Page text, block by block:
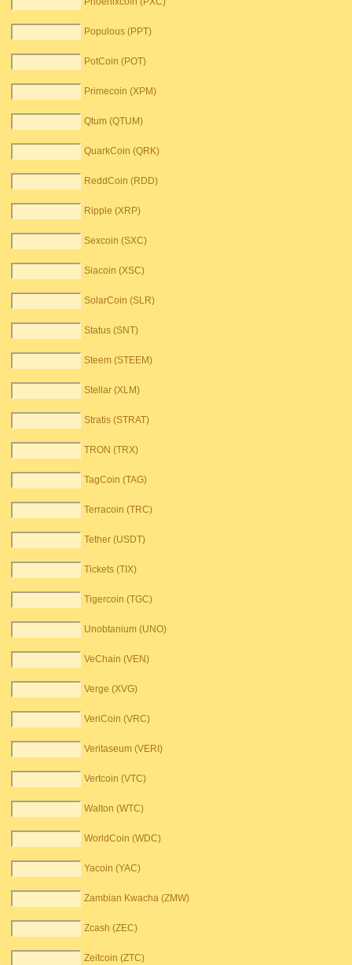
Populous (PPT)
PotCoin (POT)
Primecoin (XPM)
Qtum (QTUM)
QuarkCoin (QRK)
ReddCoin (RDD)
Ripple (XRP)
Sexcoin (SXC)
Siacoin (XSC)
SolarCoin (SLR)
Status (SNT)
Steem (STEEM)
Stellar (XLM)
Stratis (STRAT)
TRON (TRX)
TagCoin (TAG)
Terracoin (TRC)
Tether (USDT)
Tickets (TIX)
Tigercoin (TGC)
Unobtanium (UNO)
VeChain (VEN)
Verge (XVG)
VeriCoin (VRC)
Veritaseum (VERI)
Vertcoin (VTC)
Walton (WTC)
WorldCoin (WDC)
Yacoin (YAC)
Zambian Kwacha (ZMW)
Zcash (ZEC)
Zeitcoin (ZTC)